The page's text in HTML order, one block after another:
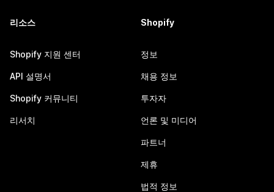
리소스
Shopify 지원 센터
API 설명서
Shopify 커뮤니티
리서치
Shopify
정보
채용 정보
투자자
언론 및 미디어
파트너
제휴
법적 정보